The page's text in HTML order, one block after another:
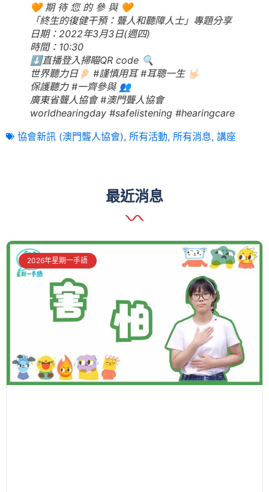
🧡 期 待 您 的 參 與 🧡
「終生的復健干預：聾人和聽障人士」專題分享
日期：2022年3月3日(週四)
時間：10:30
⬇️直播登入掃瞄QR code 🔍
世界聽力日👂🏻 #謹慎用耳 #耳聰一生 🤟🏻
保護聽力 #一齊參與 👥
廣東省聾人協會 #澳門聾人協會
worldhearingday #safelistening #hearingcare
協會新訊 (澳門聾人協會), 所有活動, 所有消息, 講座
最近消息
2026年星期一手語